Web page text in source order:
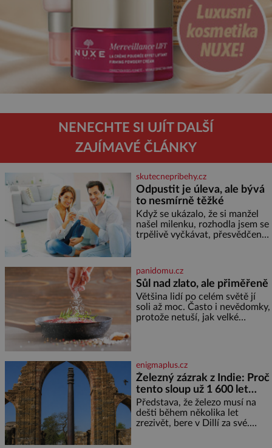
NENECHTE SI UJÍT DALŠÍ
ZAJÍMAVÉ ČLÁNKY
skutecnepribehy.cz
Odpustit je úleva, ale bývá
to nesmírně těžké
Když se ukázalo, že si manžel
našel milenku, rozhodla jsem se
trpělivě vyčkávat, přesvědčena,
nejtěžších věcí na světě. Ale
každý, kdo s tím má nějaké
zkušenosti, se zapřísahá, že
pokud odpustíte, znatelně se
vám uleví. Když se ke mně
doneslo, že si manžel pořídil
panidomu.cz
Sůl nad zlato, ale přiměřeně
Většina lidí po celém světě jí
soli až moc. Často i nevědomky,
protože netuší, jak velké
ani ne třetinovém množství, než
je pro většinu populace běžné.
Její základní složky– sodík a
chlór – jsou zásadní pro
správné hospodaření
enigmaplus.cz
Železný zázrak z Indie: Proč
tento sloup už 1 600 let
nezná rez?
Představa, že železo musí na
dešti během několika let
zrezivět, bere v Dillí za své.